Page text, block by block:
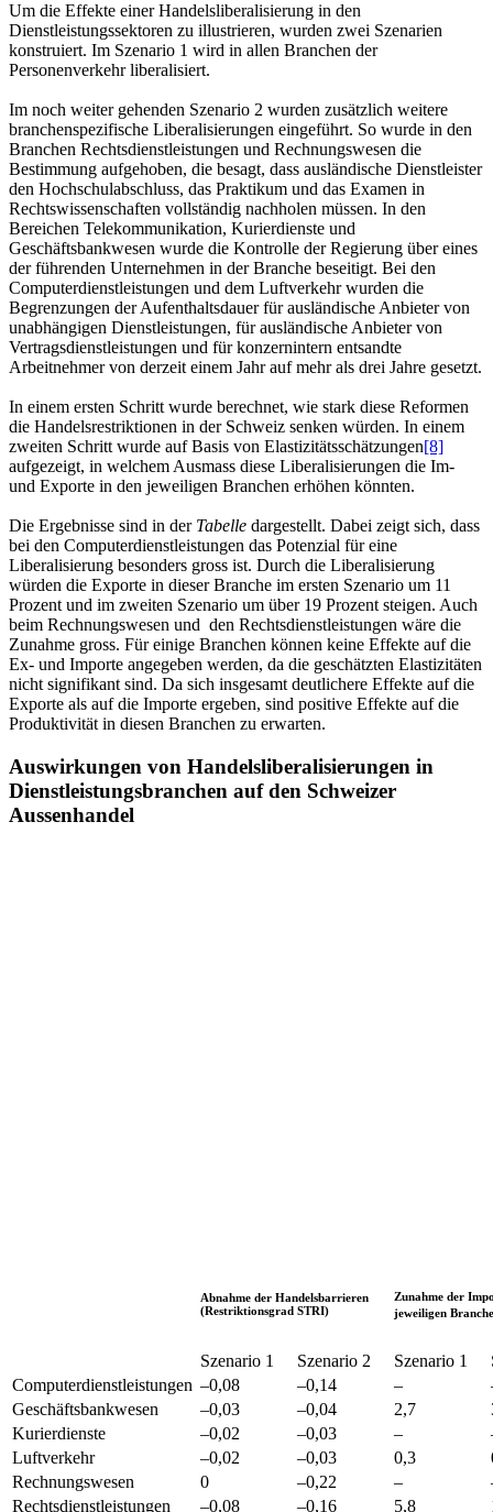
Um die Effekte einer Handelsliberalisierung in den
Dienstleistungssektoren zu illustrieren, wurden zwei Szenarien
konstruiert. Im Szenario 1 wird in allen Branchen der
Personenverkehr liberalisiert.
Im noch weiter gehenden Szenario 2 wurden zusätzlich weitere
branchenspezifische Liberalisierungen eingeführt. So wurde in den
Branchen Rechtsdienstleistungen und Rechnungswesen die
Bestimmung aufgehoben, die besagt, dass ausländische Dienstleister
den Hochschulabschluss, das Praktikum und das Examen in
Rechtswissenschaften vollständig nachholen müssen. In den
Bereichen Telekommunikation, Kurierdienste und
Geschäftsbankwesen wurde die Kontrolle der Regierung über eines
der führenden Unternehmen in der Branche beseitigt. Bei den
Computerdienstleistungen und dem Luftverkehr wurden die
Begrenzungen der Aufenthaltsdauer für ausländische Anbieter von
unabhängigen Dienstleistungen, für ausländische Anbieter von
Vertragsdienstleistungen und für konzernintern entsandte
Arbeitnehmer von derzeit einem Jahr auf mehr als drei Jahre gesetzt.
In einem ersten Schritt wurde berechnet, wie stark diese Reformen
die Handelsrestriktionen in der Schweiz senken würden. In einem
zweiten Schritt wurde auf Basis von Elastizitätsschätzungen[8]
aufgezeigt, in welchem Ausmass diese Liberalisierungen die Im-
und Exporte in den jeweiligen Branchen erhöhen könnten.
Die Ergebnisse sind in der Tabelle dargestellt. Dabei zeigt sich, dass
bei den Computerdienstleistungen das Potenzial für eine
Liberalisierung besonders gross ist. Durch die Liberalisierung
würden die Exporte in dieser Branche im ersten Szenario um 11
Prozent und im zweiten Szenario um über 19 Prozent steigen. Auch
beim Rechnungswesen und den Rechtsdienstleistungen wäre die
Zunahme gross. Für einige Branchen können keine Effekte auf die
Ex- und Importe angegeben werden, da die geschätzten Elastizitäten
nicht signifikant sind. Da sich insgesamt deutlichere Effekte auf die
Exporte als auf die Importe ergeben, sind positive Effekte auf die
Produktivität in diesen Branchen zu erwarten.
Auswirkungen von Handelsliberalisierungen in
Dienstleistungsbranchen auf den Schweizer
Aussenhandel
Abnahme der Handelsbarrieren
(Restriktionsgrad STRI)
Zunahme der
jeweiligen
Szenario 1 Szenario 2 Szenario 1
Computerdienstleistungen –0,08 –0,14 –
Geschäftsbankwesen
–0,03 –0,04 2,7
Kurierdienste
–0,02 –0,03 –
Luftverkehr
–0,02 –0,03 0,3
Rechnungswesen
0 –0,22 –
Rechtsdienstleistungen
–0,08 –0,16 5,8